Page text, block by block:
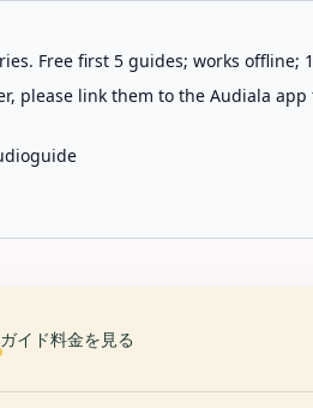
Free first 5 guides; works offline;
please link them to the Audiala
ガイド料金を見る